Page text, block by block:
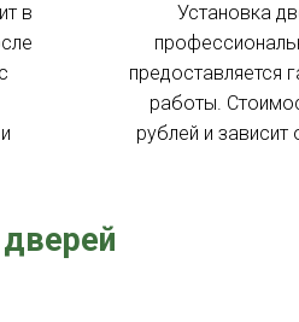
в
Установка
предоставляется
работы.
рублей и
Записаться на